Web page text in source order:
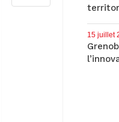
15 juillet